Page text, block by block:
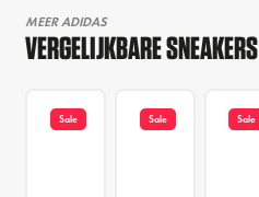
MEER ADIDAS
VERGELIJKBARE SNEAKERS
Sale Sale Sale